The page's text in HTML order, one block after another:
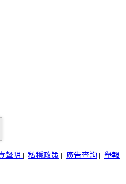
聲明 | 私穩政策 | 廣告查詢 | 舉報